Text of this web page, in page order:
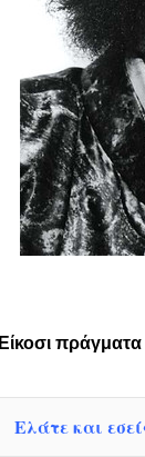
Είκοσι πράγματα
Ελάτε και